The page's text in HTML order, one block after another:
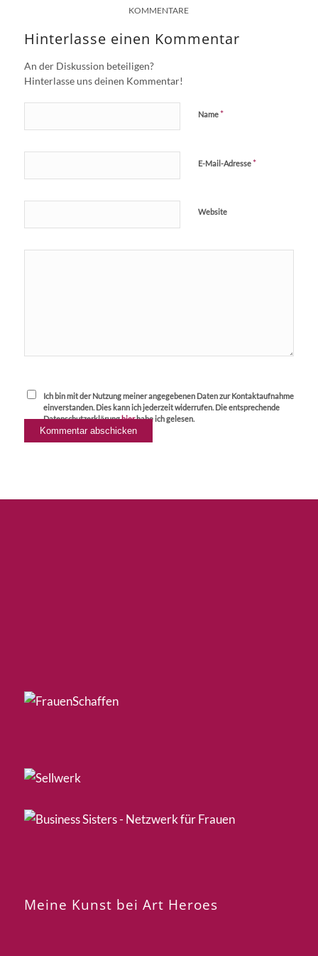
KOMMENTARE
Hinterlasse einen Kommentar
An der Diskussion beteiligen?
Hinterlasse uns deinen Kommentar!
Name*
E-Mail-Adresse*
Website
Ich bin mit der Nutzung meiner angegebenen Daten zur Kontaktaufnahme
einverstanden. Dies kann ich jederzeit widerrufen. Die entsprechende
Datenschutzerklärunghierhabe ich gelesen.
Meine Kunst bei Art Heroes